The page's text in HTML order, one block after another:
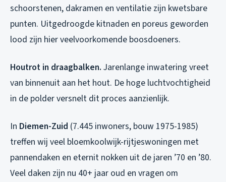
schoorstenen, dakramen en ventilatie zijn kwetsbare
punten. Uitgedroogde kitnaden en poreus geworden
lood zijn hier veelvoorkomende boosdoeners.
Houtrot in draagbalken. Jarenlange inwatering vreet
van binnenuit aan het hout. De hoge luchtvochtigheid
in de polder versnelt dit proces aanzienlijk.
In Diemen-Zuid (7.445 inwoners, bouw 1975-1985)
treffen wij veel bloemkoolwijk-rijtjeswoningen met
pannendaken en eternit nokken uit de jaren ’70 en ’80.
Veel daken zijn nu 40+ jaar oud en vragen om